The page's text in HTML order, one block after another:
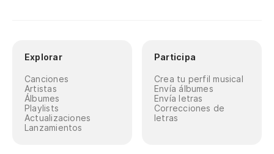
Explorar
Canciones
Artistas
Álbumes
Playlists
Actualizaciones
Lanzamientos
Participa
Crea tu perfil musical
Envía álbumes
Envía letras
Correcciones de
letras